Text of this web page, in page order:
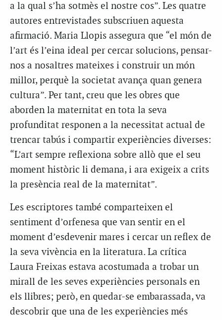
a la qual s’ha sotmès el nostre cos”. Les quatre
autores entrevistades subscriuen aquesta
afirmació. Maria Llopis assegura que “el món de
l’art és l’eina ideal per cercar solucions, pensar-
nos a nosaltres mateixes i construir un món
millor, perquè la societat avança quan genera
cultura”. Per tant, creu que les obres que
aborden la maternitat en tota la seva
profunditat responen a la necessitat actual de
trencar tabús i compartir experiències diverses:
“L’art sempre reflexiona sobre allò que el seu
moment històric li demana, i ara exigeix a crits
la presència real de la maternitat”.
Les escriptores també comparteixen el
sentiment d’orfenesa que van sentir en el
moment d’esdevenir mares i cercar un reflex de
la seva vivència en la literatura. La crítica
Laura Freixas estava acostumada a trobar un
mirall de les seves experiències personals en
els llibres; però, en quedar-se embarassada, va
descobrir que una de les experiències més